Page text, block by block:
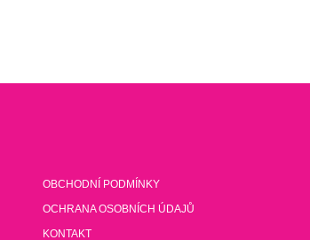
OBCHODNÍ PODMÍNKY
OCHRANA OSOBNÍCH ÚDAJŮ
KONTAKT